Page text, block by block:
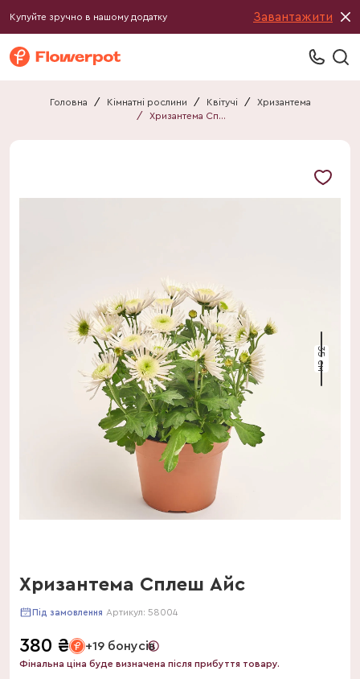
Купуйте зручно в нашому додатку Завантажити
Головна / Кімнатні рослини / Квітучі /
Хризантема
/
Хризантема Сплеш Айс
35 см
Хризантема Сплеш Айс
Під замовлення Артикул: 58004
380 ₴ +19 бонусів
Фінальна ціна буде визначена після прибуття товару.